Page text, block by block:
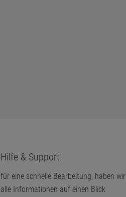
Hilfe & Support
für eine schnelle Bearbeitung, haben wir
alle Informationen auf einen Blick